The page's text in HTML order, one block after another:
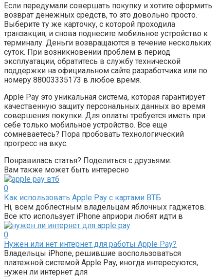
Если передумали совершать покупку и хотите оформить
возврат денежных средств, то это довольно просто.
Выберите ту же карточку, с которой проходила
транзакция, и снова поднесите мобильное устройство к
терминалу. Деньги возвращаются в течение нескольких
суток. При возникновении проблем в период
эксплуатации, обратитесь в службу технической
поддержки на официальном сайте разработчика или по
номеру 88003335173 в любое время.
Apple Pay это уникальная система, которая гарантирует
качественную защиту персональных данных во время
совершения покупки. Для оплаты требуется иметь при
себе только мобильное устройство. Все еще
сомневаетесь? Пора пробовать технологический
прогресс на вкус.
Понравилась статья? Поделиться с друзьями:
Вам также может быть интересно
0
Как использовать Apple Pay с картами ВТБ
Hi, всем доблестным владельцам яблочных гаджетов.
Все кто использует iPhone априори любят идти в
0
Нужен или нет интернет для работы Apple Pay?
Владельцы iPhone, решившие воспользоваться
платежной системой Apple Pay, иногда интересуются,
нужен ли интернет для